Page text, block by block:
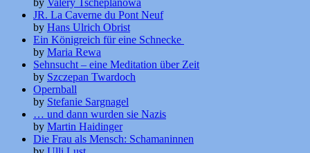
by Valery Tscheplanowa
JR. La Caverne du Pont Neuf
by Hans Ulrich Obrist
Ein Königreich für eine Schnecke
by Maria Rewa
Sehnsucht – eine Meditation über Zeit
by Szczepan Twardoch
Opernball
by Stefanie Sargnagel
… und dann wurden sie Nazis
by Martin Haidinger
Die Frau als Mensch: Schamaninnen